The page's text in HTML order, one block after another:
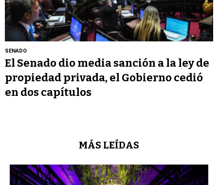
SENADO
El Senado dio media sanción a la ley de
propiedad privada, el Gobierno cedió
en dos capítulos
MÁS LEÍDAS